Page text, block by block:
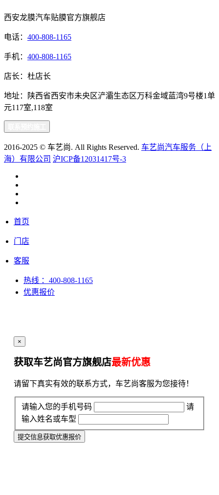
西安龙膜汽车贴膜官方旗舰店
电话： 400-808-1165
手机： 400-808-1165
店长：杜店长
地址：陕西省西安市未央区浐灞生态区万科金域蓝湾9号楼1单
元117室,118室
2016-2025 © 车艺尚. All Rights Reserved. 车艺尚汽车服务（上
海）有限公司 沪ICP备12031417号-3
首页
门店
客服
热线 ：400-808-1165
优惠报价
×
获取车艺尚官方旗舰店最新优惠
请留下真实有效的联系方式，车艺尚客服为您接待！
请输入您的手机号码
请
输入姓名或车型
提交信息获取优惠报价